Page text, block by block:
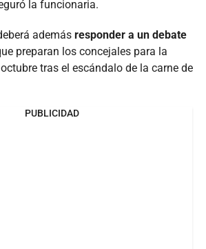
la funcionaria.
además responder a un debate
preparan los concejales para la
tras el escándalo de la carne de
PUBLICIDAD